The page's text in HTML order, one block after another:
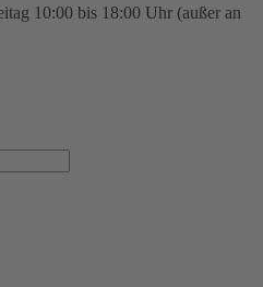
10:00 bis 18:00 Uhr (außer an